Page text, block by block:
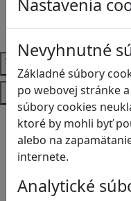
Nastavenia
Nevyhnutné
Základné súbory
po webovej stránke
súbory cookies
ktoré by mohli byť
alebo na
internete.
Analytické
Ekonómia
Ekonomika
Témy
Platformy
Android
iOS
Stolové, kartové
Print & Play